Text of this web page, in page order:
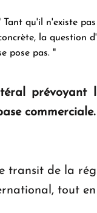
Tant qu'il n'existe
la question
pose pas. "
: 30 ans
premier hôtel
ouvrira ses
commerciale.
transit de la
tout